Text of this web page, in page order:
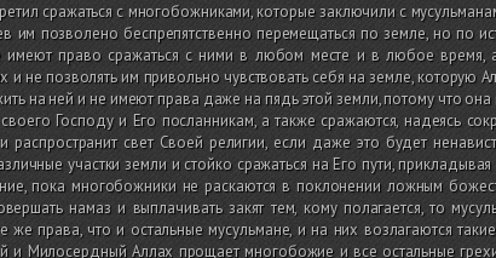
сражаться с многобожниками, которые заключили с
им позволено беспрепятственно перемещаться по земле, но по
имеют право сражаться с ними в любом месте и в любое время,
и не позволять им привольно чувствовать себя на земле,
на ней и не имеют права даже на пядь этой земли, потому что
своего Господу и Его посланникам, а также сражаются, надеясь
распространит свет Своей религии, если даже это будет
участки земли и стойко сражаться на Его пути,
пока многобожники не раскаются в поклонении ложным
намаз и выплачивать закят тем, кому полагается, то
же права, что и остальные мусульмане, и на них возлагаются
Милосердный Аллах прощает многобожие и все остальные